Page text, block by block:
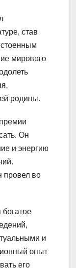
став
мирового
родины.
Он
и энергию
провел во
и
опыт
его